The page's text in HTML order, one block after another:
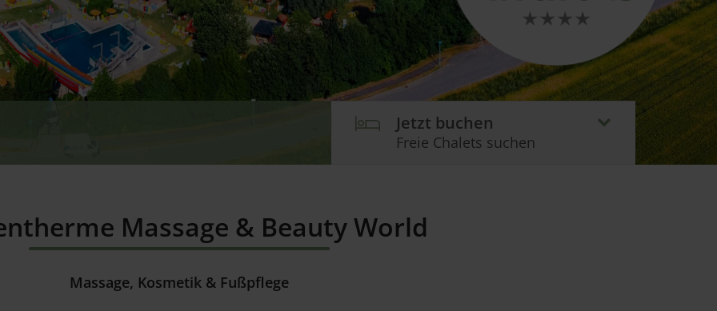
Jetzt buchen
Freie Chalets suchen
Massage & Beauty World
Massage, Kosmetik & Fußpflege